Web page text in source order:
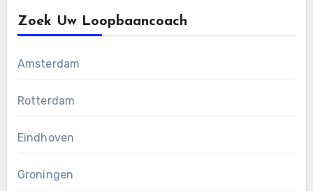
Zoek Uw Loopbaancoach
Amsterdam
Rotterdam
Eindhoven
Groningen